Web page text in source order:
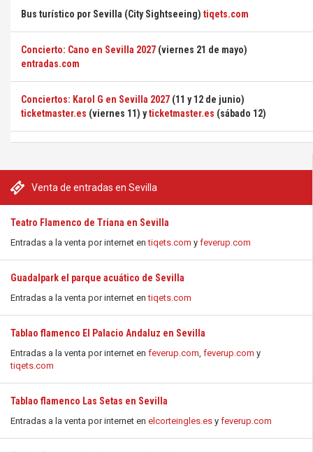
Venta de entradas en Sevilla
Teatro Flamenco de Triana en Sevilla
Entradas a la venta por internet entiqets.com y feverup.com
Guadalpark el parque acuático de Sevilla
Entradas a la venta por internet entiqets.com
Tablao flamenco El Palacio Andaluz en Sevilla
Entradas a la venta por internet en feverup.com, feverup.com y
tiqets.com
Tablao flamenco Las Setas en Sevilla
Entradas a la venta por internet en elcorteingles.es y feverup.com
Bus turístico por Sevilla (City Sightseeing) tiqets.com
Concierto: Cano en Sevilla 2027 (viernes 21 de mayo)
entradas.com
Conciertos: Karol G en Sevilla 2027 (11 y 12 de junio)
ticketmaster.es (viernes 11) yticketmaster.es (sábado 12)